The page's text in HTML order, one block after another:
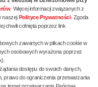
internetowy i
Personalnych
- zwiększ
SEO
gastronomii -
w internecie
. Więcej informacji związanych z
naszej Polityce Prywatności. Zgoda
chwili cofnięta poprzez link
zawartych w plikach cookie w
osobowych wyrażona poprzez
dostępu do swoich danych,
prawo do ograniczenia przetwarzania